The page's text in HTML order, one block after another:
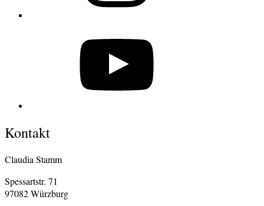
Kontakt
Claudia Stamm
Spessartstr. 71
97082 Würzburg